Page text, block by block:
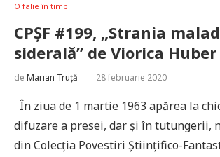
O falie în timp
CPȘF #199, „Strania
siderală” de Viorica Huber
de Marian Truță 28 februarie 2020
În ziua de 1 martie 1963 apărea la
difuzare a presei, dar și în tutungerii,
din Colecția Povestiri Științifico-